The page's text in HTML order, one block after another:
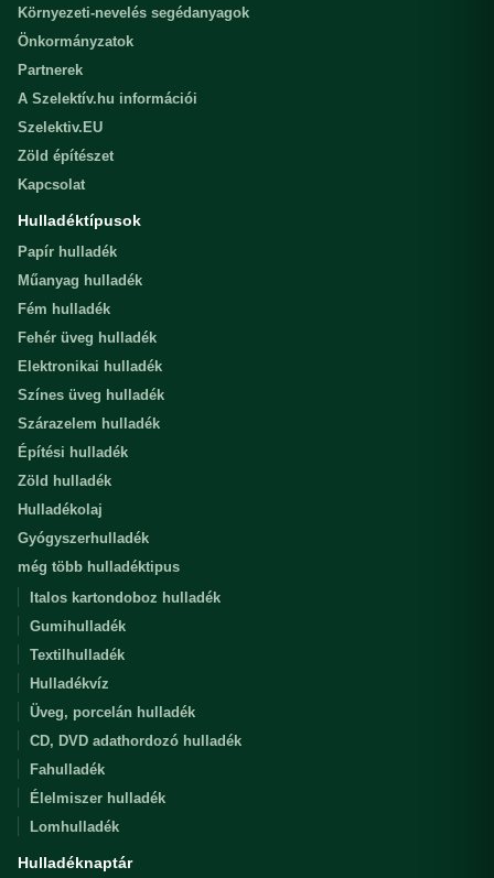
Környezeti-nevelés segédanyagok
Önkormányzatok
Partnerek
A Szelektív.hu információi
Szelektiv.EU
Zöld építészet
Kapcsolat
Hulladéktípusok
Papír hulladék
Műanyag hulladék
Fém hulladék
Fehér üveg hulladék
Elektronikai hulladék
Színes üveg hulladék
Szárazelem hulladék
Építési hulladék
Zöld hulladék
Hulladékolaj
Gyógyszerhulladék
még több hulladéktipus
Italos kartondoboz hulladék
Gumihulladék
Textilhulladék
Hulladékvíz
Üveg, porcelán hulladék
CD, DVD adathordozó hulladék
Fahulladék
Élelmiszer hulladék
Lomhulladék
Hulladéknaptár